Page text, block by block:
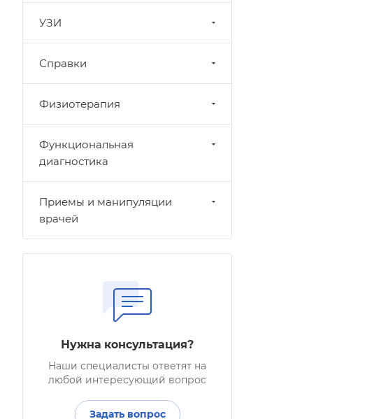
УЗИ
Справки
Физиотерапия
Функциональная
диагностика
Приемы и манипуляции
врачей
Нужна консультация?
Наши специалисты ответят на
любой интересующий вопрос
Задать вопрос